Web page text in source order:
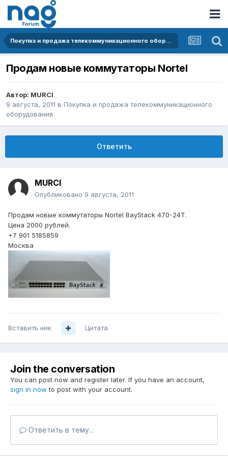
Покупка и продажа телекоммуникационного оборудования
Продам новые коммутаторы Nortel
Автор: MURCI
9 августа, 2011 в Покупка и продажа телекоммуникационного
оборудования
Ответить
MURCI
Опубликовано 9 августа, 2011
Продам новые коммутаторы Nortel BayStack 470-24T.
Цена 2000 рублей.
+7 901 5185859
Москва
Вставить ник Цитата
Join the conversation
You can post now and register later. If you have an account,
sign in now to post with your account.
Ответить в тему...